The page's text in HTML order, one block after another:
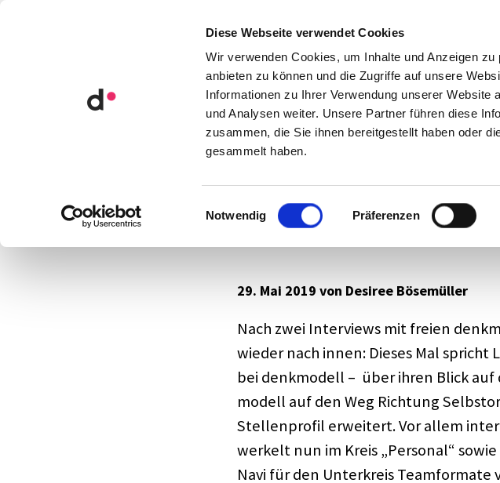
Diese Webseite verwendet Cookies
Wir verwenden Cookies, um Inhalte und Anzeigen
anbieten zu können und die Zugriffe auf unsere
Informationen zu Ihrer Verwendung unserer Website
und Analysen weiter. Unsere Partner führen diese
zusammen, die Sie ihnen bereitgestellt haben oder
gesammelt haben.
Einwilligungsauswahl
Notwendig Präferenzen
Orga­ni­sa­ti­ons­ent­wick­lung Mode­ra­tion
Rund ums Team embeds
Video #5:
Lucia Herden im
29. Mai 2019 von Desiree Bösemüller
Nach zwei Inter­views mit freien
wieder nach innen: Dieses Mal
bei denk­mo­dell – über ihren Blick auf
mo­dell auf den Weg Rich­tung
Stel­len­pro­fil erwei­tert. Vor allem
werkelt nun im Kreis „Perso­nal“
Navi für den Unter­kreis